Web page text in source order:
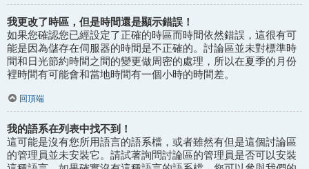
我更改了時區，但是時間還是顯示錯誤！
如果您確認您已經設定了正確的時區而時間依然錯誤，這很有可
能是因為儲存在伺服器的時間是不正確的。討論區並未對標準時
間和日光節約時間之間的變更做周密的處理，所以在夏季的月份
裡時間有可能會和當地時間有一個小時的時間差。
回頂端
我的語系在列表中找不到！
這可能是沒有您所用語言的語系檔，或者雖然有但是這個討論區
的管理員並未安裝它。請試著詢問討論區的管理員是否可以安裝